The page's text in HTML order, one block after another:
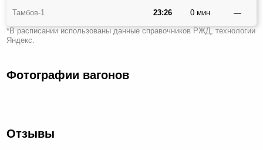
Тамбов-1 23:26 0 мин —
*В расписании использованы данные справочников РЖД, технологии
Яндекс.
Фотографии вагонов
Отзывы